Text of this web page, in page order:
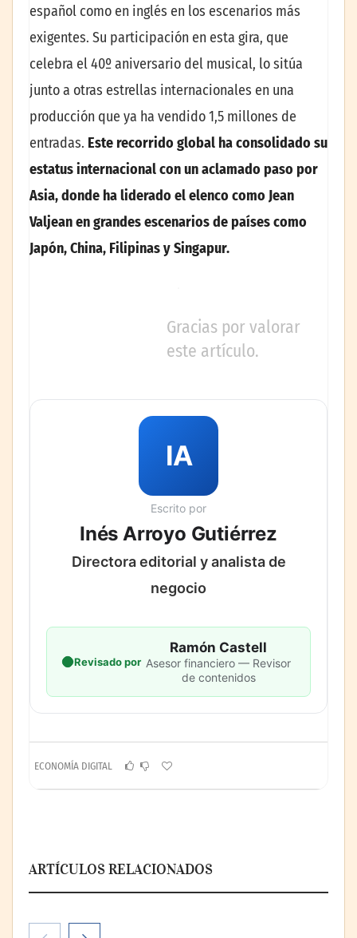
español como en inglés en los escenarios más
exigentes. Su participación en esta gira, que
celebra el 40º aniversario del musical, lo sitúa
junto a otras estrellas internacionales en una
producción que ya ha vendido 1,5 millones de
entradas. Este recorrido global ha consolidado su
estatus internacional con un aclamado paso por
Asia, donde ha liderado el elenco como Jean
Valjean en grandes escenarios de países como
Japón, China, Filipinas y Singapur.
Gracias por valorar
este artículo.
IA
Escrito por
Inés Arroyo Gutiérrez
Directora editorial y analista de
negocio
Revisado por
Ramón Castell
Asesor financiero — Revisor
de contenidos
ECONOMÍA DIGITAL
ARTÍCULOS RELACIONADOS